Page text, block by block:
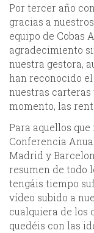
Por tercer año
gracias a
equipo de Cobas
agradecimiento
nuestra gestora,
han reconocido
nuestras carteras
momento, las
Para aquellos
Conferencia
Madrid y
resumen de todo
tengáis tiempo
vídeo subido a
cualquiera de los
quedéis con las